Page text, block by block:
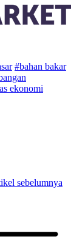
#bahan bakar
ekonomi
sebelumnya